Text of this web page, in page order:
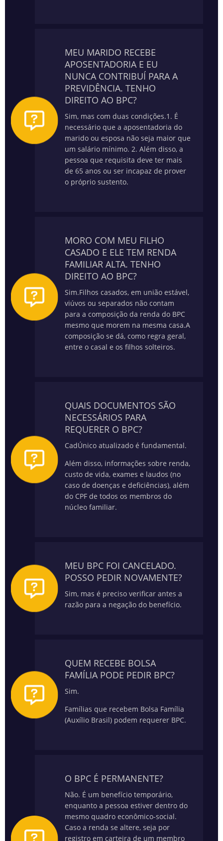
MEU MARIDO RECEBE
APOSENTADORIA E EU
NUNCA CONTRIBUÍ PARA A
PREVIDÊNCIA. TENHO
DIREITO AO BPC?
Sim, mas com duas condições.1. É
necessário que a aposentadoria do
marido ou esposa não seja maior que
um salário mínimo. 2. Além disso, a
pessoa que requisita deve ter mais
de 65 anos ou ser incapaz de prover
o próprio sustento.
MORO COM MEU FILHO
CASADO E ELE TEM RENDA
FAMILIAR ALTA. TENHO
DIREITO AO BPC?
Sim.Filhos casados, em união estável,
viúvos ou separados não contam
para a composição da renda do BPC
mesmo que morem na mesma casa.A
composição se dá, como regra geral,
entre o casal e os filhos solteiros.
QUAIS DOCUMENTOS SÃO
NECESSÁRIOS PARA
REQUERER O BPC?
CadÚnico atualizado é fundamental.
Além disso, informações sobre renda,
custo de vida, exames e laudos (no
caso de doenças e deficiências), além
do CPF de todos os membros do
núcleo familiar.
MEU BPC FOI CANCELADO.
POSSO PEDIR NOVAMENTE?
Sim, mas é preciso verificar antes a
razão para a negação do benefício.
QUEM RECEBE BOLSA
FAMÍLIA PODE PEDIR BPC?
Sim.
Famílias que recebem Bolsa Família
(Auxílio Brasil) podem requerer BPC.
O BPC É PERMANENTE?
Não. É um benefício temporário,
enquanto a pessoa estiver dentro do
mesmo quadro econômico-social.
Caso a renda se altere, seja por
registro em carteira de um membro